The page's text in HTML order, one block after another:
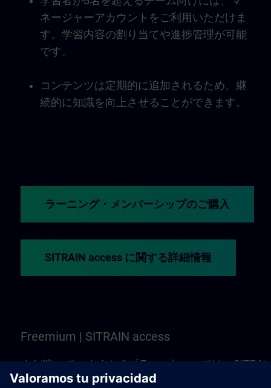
ネージャーアカウントをご利用いただけま
す。学習内容の割り当てや進捗管理が可能
です。
コンテンツは定期的に追加されるため、継
続的に知識を向上させることができます。
ラーニング・メンバーシップのご購入
SITRAIN access に関する詳細情報
Freemium | SITRAIN access
まだ迷っていますか？「Freemium」では、
accessによる厳選されたウェブベースのトレーニ